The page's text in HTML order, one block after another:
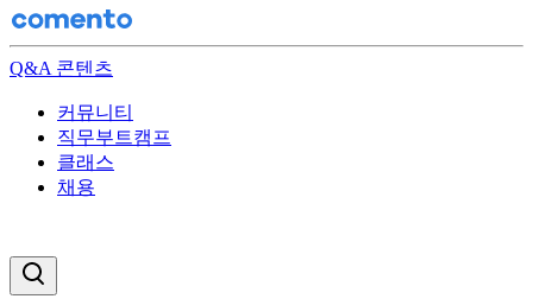
Q&A 콘텐츠
커뮤니티
직무부트캠프
클래스
채용